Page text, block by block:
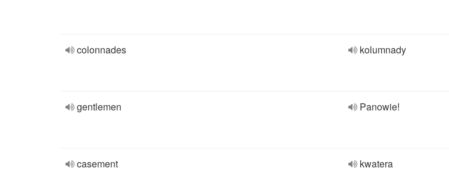
colonnades kolumnady
gentlemen Panowie!
casement kwatera